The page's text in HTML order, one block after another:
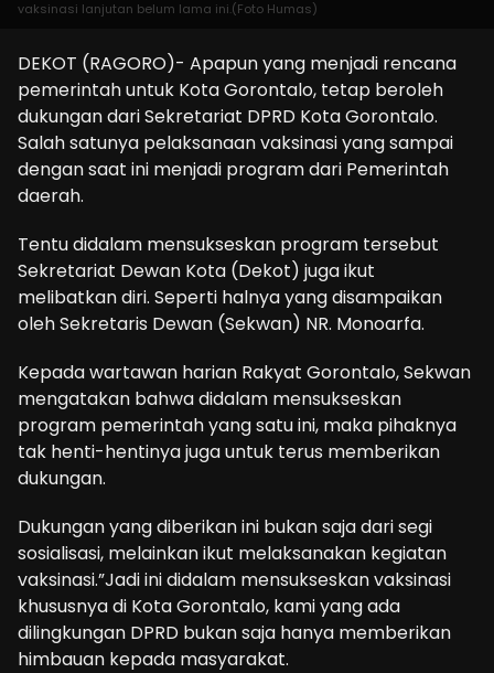
vaksinasi lanjutan belum lama ini.(Foto Humas)
DEKOT (RAGORO)- Apapun yang menjadi rencana
pemerintah untuk Kota Gorontalo, tetap beroleh
dukungan dari Sekretariat DPRD Kota Gorontalo.
Salah satunya pelaksanaan vaksinasi yang sampai
dengan saat ini menjadi program dari Pemerintah
daerah.
Tentu didalam mensukseskan program tersebut
Sekretariat Dewan Kota (Dekot) juga ikut
melibatkan diri. Seperti halnya yang disampaikan
oleh Sekretaris Dewan (Sekwan) NR. Monoarfa.
Kepada wartawan harian Rakyat Gorontalo, Sekwan
mengatakan bahwa didalam mensukseskan
program pemerintah yang satu ini, maka pihaknya
tak henti-hentinya juga untuk terus memberikan
dukungan.
Dukungan yang diberikan ini bukan saja dari segi
sosialisasi, melainkan ikut melaksanakan kegiatan
vaksinasi.”Jadi ini didalam mensukseskan vaksinasi
khususnya di Kota Gorontalo, kami yang ada
dilingkungan DPRD bukan saja hanya memberikan
himbauan kepada masyarakat.